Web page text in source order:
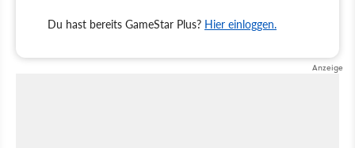
Du hast bereits GameStar Plus? Hier einloggen.